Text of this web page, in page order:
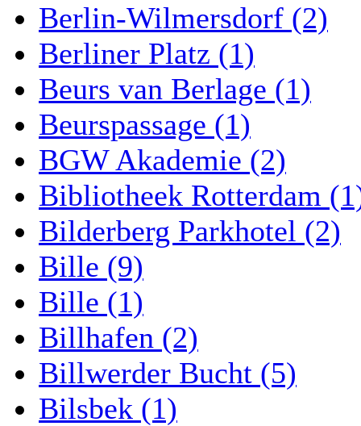
Berlin-Wilmersdorf (2)
Berliner Platz (1)
Beurs van Berlage (1)
Beurspassage (1)
BGW Akademie (2)
Bibliotheek Rotterdam
Bilderberg Parkhotel (2)
Bille (9)
Bille (1)
Billhafen (2)
Billwerder Bucht (5)
Bilsbek (1)